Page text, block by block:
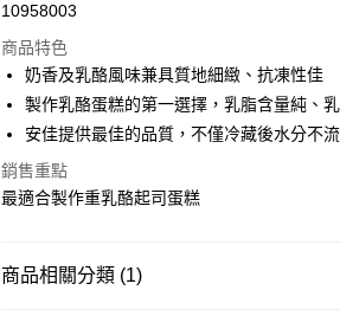
ATM付款
運送方式
•冷藏宅配
10958003
商品特色
奶香及乳酪風味兼具質地細緻、抗凍性佳
製作乳酪蛋糕的第一選擇，乳脂含量純、
安佳提供最佳的品質，不僅冷藏後水分不
銷售重點
最適合製作重乳酪起司蛋糕
商品相關分類 (1)